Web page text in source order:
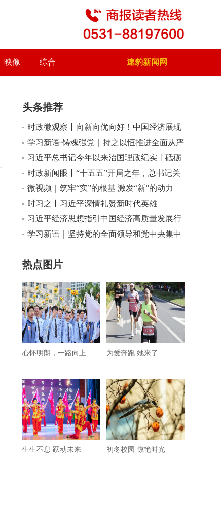
映像 综合 速豹新闻网
头条推荐
时政微观察丨向新向优向好！中国经济展现
强大韧性和活力
学习新语·铸魂强党｜持之以恒推进全面从严
治党
习近平总书记今年以来治国理政纪实丨砥砺
初心使命 把党建设得更加坚强有力
时政新闻眼丨“十五五”开局之年，总书记关
心百姓身边这些民生大事
微视频｜筑牢“实”的根基 激发“新”的动力
时习之丨习近平深情礼赞新时代英雄
习近平经济思想指引中国经济高质量发展行
稳致远
学习新语｜坚持党的全面领导和党中央集中
热点图片
心怀明朗，一路向上 为爱奔跑 她来了
生生不息 跃动未来 初冬校园 惊艳时光